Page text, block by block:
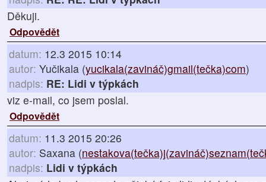
Děkuji.
Odpovědět
datum: 12.3 2015 10:14
autor: Yučikala (yucikala(zavináč)gmail(tečka)com)
nadpis: RE: Lidi v týpkách
viz e-mail, co jsem poslal.
Odpovědět
datum: 11.3 2015 20:26
autor: Saxana (
nadpis: Lidi v týpkách